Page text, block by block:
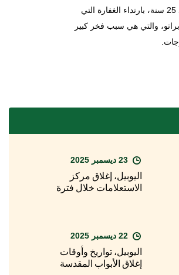
يوحنا بولس الثاني، منذ 25 سنة، بارتداء الغفارة التي
والتي هي سبب فخر كبير
اليوبيل، إغلاق مركز
الاستعلامات خلال فترة
اليوبيل، تواريخ وأوقات
إغلاق الأبواب المقدسة